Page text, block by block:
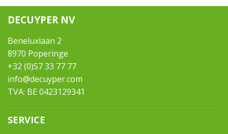
DECUYPER NV
Beneluxlaan 2
8970 Poperinge
+32 (0)57 33 77 77
info@decuyper.com
TVA: BE 0423129341
SERVICE